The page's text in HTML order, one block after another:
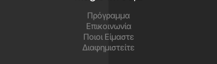
Πρόγραμμα
Επικοινωνία
Ποιοι Είμαστε
Διαφημιστείτε